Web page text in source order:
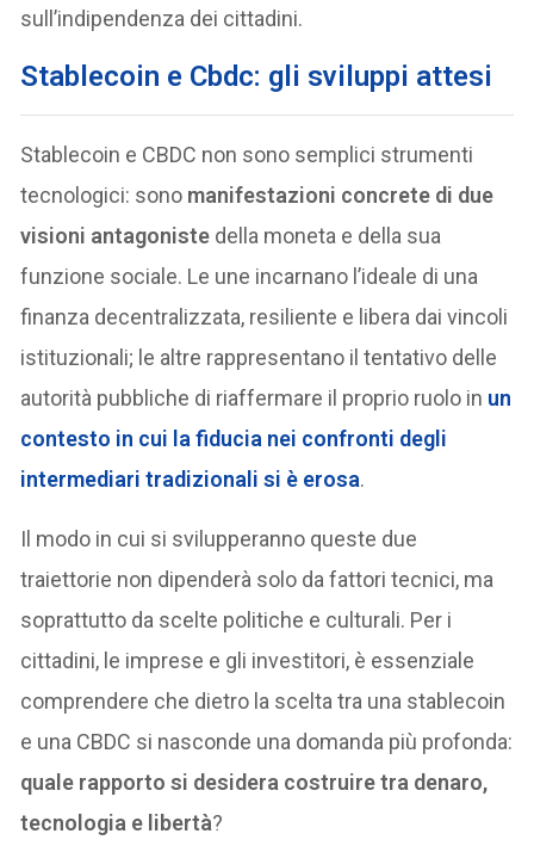
sull’indipendenza dei cittadini.
Stablecoin e Cbdc: gli sviluppi attesi
Stablecoin e CBDC non sono semplici strumenti
tecnologici: sono manifestazioni concrete di due
visioni antagoniste della moneta e della sua
funzione sociale. Le une incarnano l’ideale di una
finanza decentralizzata, resiliente e libera dai vincoli
istituzionali; le altre rappresentano il tentativo delle
autorità pubbliche di riaffermare il proprio ruolo in un
contesto in cui la fiducia nei confronti degli
intermediari tradizionali si è erosa.
Il modo in cui si svilupperanno queste due
traiettorie non dipenderà solo da fattori tecnici, ma
soprattutto da scelte politiche e culturali. Per i
cittadini, le imprese e gli investitori, è essenziale
comprendere che dietro la scelta tra una stablecoin
e una CBDC si nasconde una domanda più profonda:
quale rapporto si desidera costruire tra denaro,
tecnologia e libertà?